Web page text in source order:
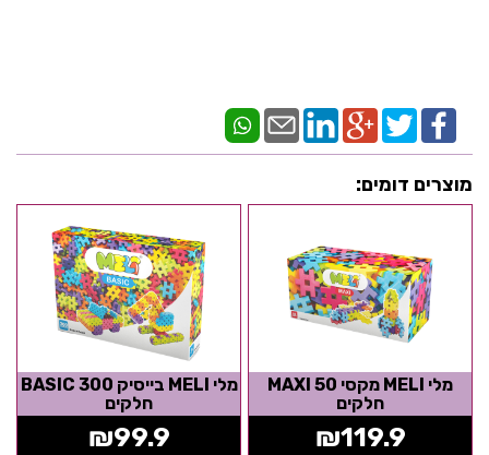
מוצרים דומים:
מלי MELI מקסי MAXI 50
חלקים
₪119.9
מלי MELI בייסיק BASIC 300
חלקים
₪99.9